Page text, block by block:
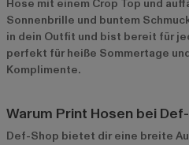
Hose mit einem Crop Top und
Sonnenbrille und buntem
in dein Outfit und bist bereit für
perfekt für heiße Sommertage
Komplimente.
Warum Print Hosen bei
Def-Shop bietet dir eine breite